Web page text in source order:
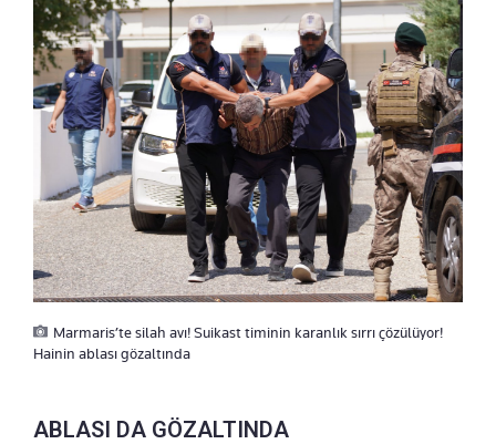
Marmaris’te silah avı! Suikast timinin karanlık sırrı çözülüyor!
Hainin ablası gözaltında
ABLASI DA GÖZALTINDA